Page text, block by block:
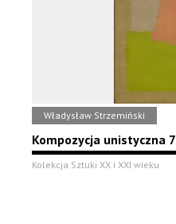
Władysław Strzemiński
Kompozycja unistyczna 7
Kolekcja Sztuki XX i XXI wieku